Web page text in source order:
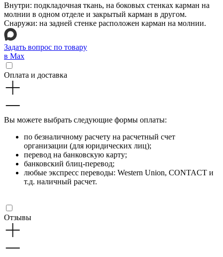
Внутри: подкладочная ткань, на боковых стенках карман на
молнии в одном отделе и закрытый карман в другом.
Снаружи: на задней стенке расположен карман на молнии.
Задать вопрос по товару
в Max
Оплата и доставка
Вы можете выбрать следующие формы оплаты:
по безналичному расчету на расчетный счет
организации (для юридических лиц);
перевод на банковскую карту;
банковский блиц-перевод;
любые экспресс переводы: Western Union, CONTACT и
т.д. наличный расчет.
Отзывы